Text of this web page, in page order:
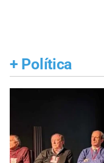
+ Política